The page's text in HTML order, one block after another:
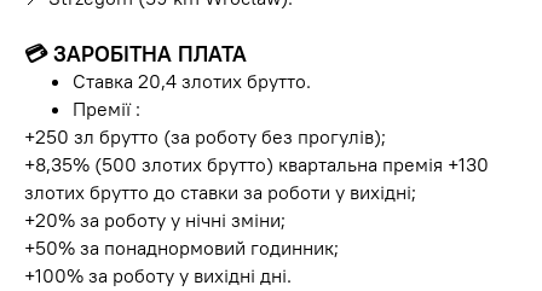
💳 ЗАРОБІТНА ПЛАТА
Ставка 20,4 злотих брутто.
Премії :
+250 зл брутто (за роботу без прогулів);
+8,35% (500 злотих брутто) квартальна премія +130
злотих брутто до ставки за роботи у вихідні;
+20% за роботу у нічні зміни;
+50% за понаднормовий годинник;
+100% за роботу у вихідні дні.